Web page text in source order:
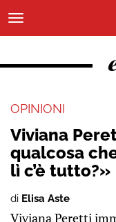
OPINIONI
Viviana
qualcosa
lì c’è tutto?»
di Elisa Aste
Viviana Peretti